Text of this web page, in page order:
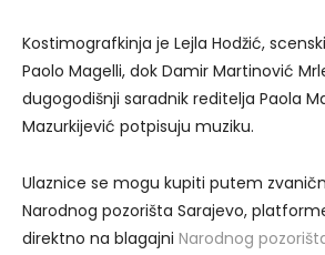
Kostimografkinja je Lejla Hodžić,
Paolo Magelli, dok Damir Martinović
dugogodišnji saradnik reditelja Paola
Mazurkijević potpisuju muziku.
Ulaznice se mogu kupiti putem
Narodnog pozorišta Sarajevo,
direktno na blagajni Narodnog